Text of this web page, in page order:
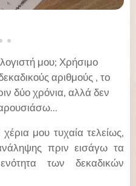
μου; Χρήσιμο
αριθμούς , το
δύο χρόνια, αλλά δεν
μου τυχαία τελείως,
πριν εισάγω τα
των δεκαδικών